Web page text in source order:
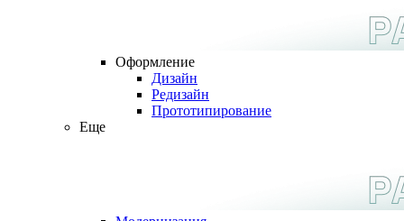
Оформление
Дизайн
Редизайн
Прототипирование
Еще